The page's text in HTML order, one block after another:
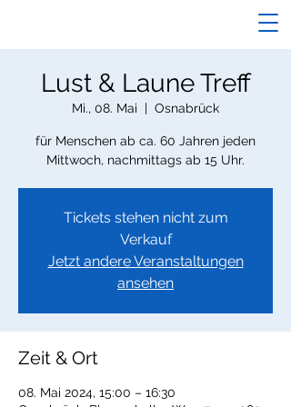
Lust & Laune Treff
Mi., 08. Mai
  |
Osnabrück
für Menschen ab ca. 60 Jahren jeden
Mittwoch, nachmittags ab 15 Uhr.
Tickets stehen nicht zum
Verkauf
Jetzt andere Veranstaltungen
ansehen
Zeit & Ort
08. Mai 2024, 15:00 – 16:30